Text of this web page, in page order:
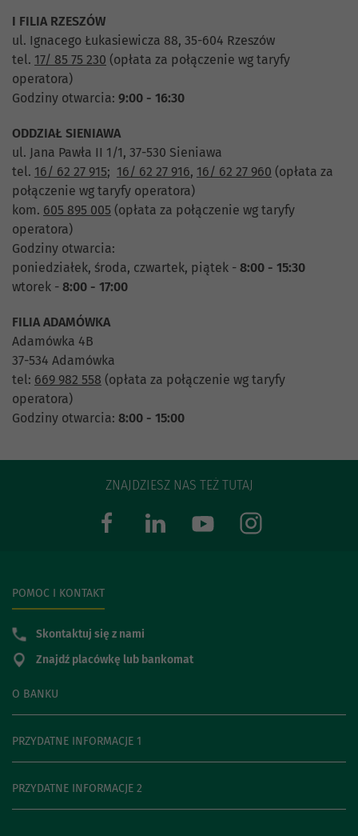
I FILIA RZESZÓW
ul. Ignacego Łukasiewicza 88, 35-604 Rzeszów
tel. 17/ 85 75 230 (opłata za połączenie wg taryfy
operatora)
Godziny otwarcia: 9:00 - 16:30
ODDZIAŁ SIENIAWA
ul. Jana Pawła II 1/1, 37-530 Sieniawa
tel. 16/ 62 27 915; 16/ 62 27 916, 16/ 62 27 960 (opłata za
połączenie wg taryfy operatora)
kom. 605 895 005 (opłata za połączenie wg taryfy
operatora)
Godziny otwarcia:
poniedziałek, środa, czwartek, piątek - 8:00 - 15:30
wtorek - 8:00 - 17:00
FILIA ADAMÓWKA
Adamówka 4B
37-534 Adamówka
tel: 669 982 558 (opłata za połączenie wg taryfy
operatora)
Godziny otwarcia: 8:00 - 15:00
ZNAJDZIESZ NAS TEŻ TUTAJ
O BANKU
PRZYDATNE INFORMACJE 1
PRZYDATNE INFORMACJE 2
POMOC I KONTAKT
Skontaktuj się z nami
Znajdź placówkę lub bankomat